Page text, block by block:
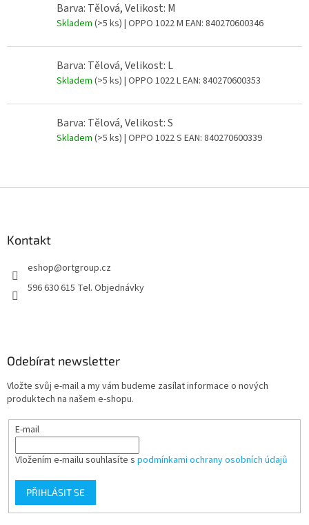
Barva: Tělová, Velikost: M
Skladem (>5 ks) | OPPO 1022 M EAN: 840270600346
Barva: Tělová, Velikost: L
Skladem (>5 ks) | OPPO 1022 LEAN: 840270600353
Barva: Tělová, Velikost: S
Skladem (>5 ks) | OPPO 1022 S EAN: 840270600339
Kontakt
eshop@ortgroup.cz
596 630 615 Tel. Objednávky
Odebírat newsletter
Vložte svůj e-mail a my vám budeme zasílat informace o nových
produktech na našem e-shopu.
E-mail
Vložením e-mailu souhlasíte s podmínkami ochrany osobních údajů
PŘIHLÁSIT SE